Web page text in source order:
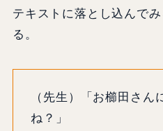
テキストに落とし込んで
る。
（先生）「お櫛田さん
ね？」